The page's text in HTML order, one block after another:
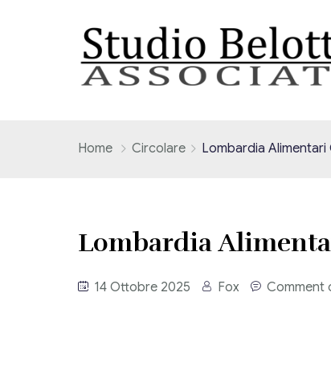
Home Circolare Lombardia Alimentari
Lombardia
14 Ottobre 2025 Fox Comment